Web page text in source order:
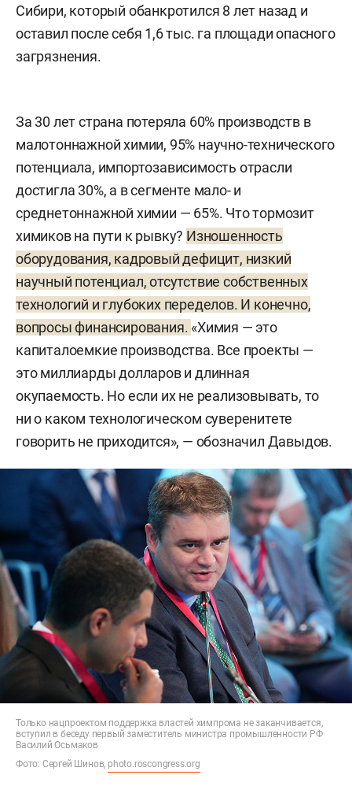
Сибири, который обанкротился 8 лет назад и
оставил после себя 1,6 тыс. га площади опасного
загрязнения.
За 30 лет страна потеряла 60% производств в
малотоннажной химии, 95% научно-технического
потенциала, импортозависимость отрасли
достигла 30%, а в сегменте мало- и
среднетоннажной химии — 65%. Что тормозит
химиков на пути к рывку? Изношенность
оборудования, кадровый дефицит, низкий
научный потенциал, отсутствие собственных
технологий и глубоких переделов. И конечно,
вопросы финансирования. «Химия — это
капиталоемкие производства. Все проекты —
это миллиарды долларов и длинная
окупаемость. Но если их не реализовывать, то
ни о каком технологическом суверенитете
говорить не приходится», — обозначил Давыдов.
Только нацпроектом поддержка властей химпрома не заканчивается,
вступил в беседу первый заместитель министра промышленности РФ
Василий Осьмаков
Фото: Сергей Шинов, photo.roscongress.org